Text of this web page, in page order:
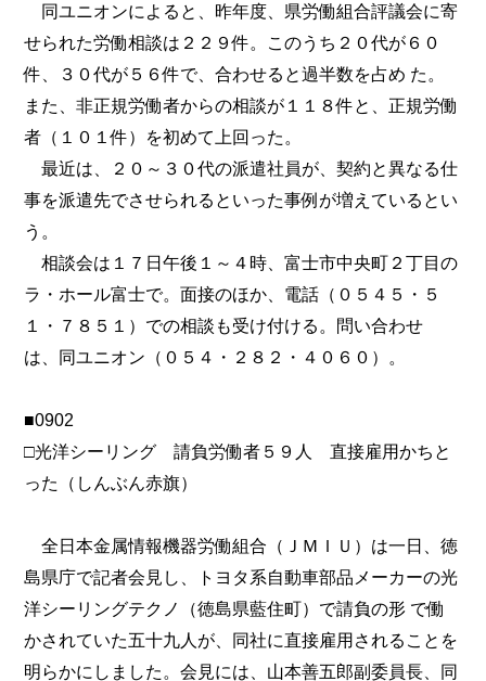
同ユニオンによると、昨年度、県労働組合評議会に寄
せられた労働相談は２２９件。このうち２０代が６０
件、３０代が５６件で、合わせると過半数を占め た。
また、非正規労働者からの相談が１１８件と、正規労働
者（１０１件）を初めて上回った。
最近は、２０～３０代の派遣社員が、契約と異なる仕
事を派遣先でさせられるといった事例が増えているとい
う。
相談会は１７日午後１～４時、富士市中央町２丁目の
ラ・ホール富士で。面接のほか、電話（０５４５・５
１・７８５１）での相談も受け付ける。問い合わせ
は、同ユニオン（０５４・２８２・４０６０）。
■0902
□光洋シーリング 請負労働者５９人 直接雇用かちと
った（しんぶん赤旗）
全日本金属情報機器労働組合（ＪＭＩＵ）は一日、徳
島県庁で記者会見し、トヨタ系自動車部品メーカーの光
洋シーリングテクノ（徳島県藍住町）で請負の形 で働
かされていた五十九人が、同社に直接雇用されることを
明らかにしました。会見には、山本善五郎副委員長、同